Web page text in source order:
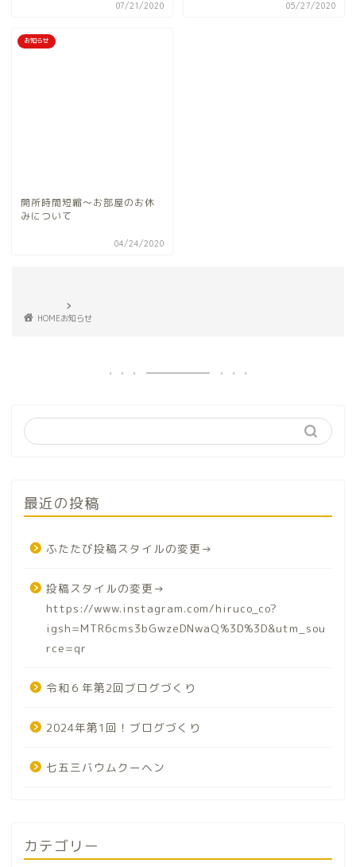
07/21/2020 05/27/2020
お知らせ
開所時間短縮〜お部屋のお休
みについて
04/24/2020
HOMEお知らせ
最近の投稿
ふたたび投稿スタイルの変更→
投稿スタイルの変更→
https://www.instagram.com/hiruco_co?
igsh=MTR6cms3bGwzeDNwaQ%3D%3D&utm_sou
rce=qr
令和６年第2回ブログづくり
2024年第1回！ブログづくり
七五三バウムクーヘン
カテゴリー